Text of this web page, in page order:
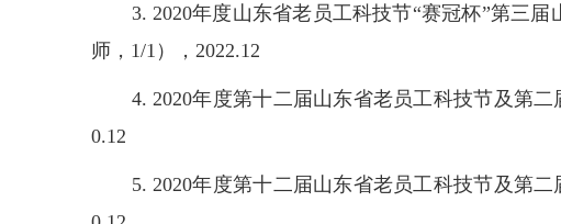
3. 2020年度山东省老员工科技节“赛冠杯”第三届
师，1/1），2022.12
4. 2020年度第十二届山东省老员工科技节及第二
0.12
5. 2020年度第十二届山东省老员工科技节及第二